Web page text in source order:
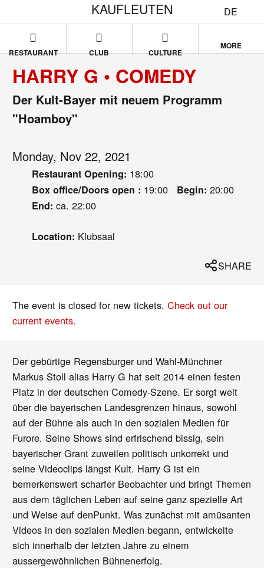
DE
KAUFLEUTEN
RESTAURANT CLUB CULTURE
MORE
HARRY G • COMEDY
Der Kult-Bayer mit neuem Programm
"Hoamboy"
Monday, Nov 22, 2021
Restaurant Opening: 18:00
Box office/Doors open : 19:00 Begin: 20:00
End: ca. 22:00
Location: Klubsaal
SHARE
The event is closed for new tickets.Check out our
current events.
Der gebürtige Regensburger und Wahl-Münchner
Markus Stoll alias Harry G hat seit 2014 einen festen
Platz in der deutschen Comedy-Szene. Er sorgt weit
über die bayerischen Landesgrenzen hinaus, sowohl
auf der Bühne als auch in den sozialen Medien für
Furore. Seine Shows sind erfrischend bissig, sein
bayerischer Grant zuweilen politisch unkorrekt und
seine Videoclips längst Kult. Harry G ist ein
bemerkenswert scharfer Beobachter und bringt Themen
aus dem täglichen Leben auf seine ganz spezielle Art
und Weise auf denPunkt. Was zunächst mit amüsanten
Videos in den sozialen Medien begann, entwickelte
sich innerhalb der letzten Jahre zu einem
aussergewöhnlichen Bühnenerfolg.